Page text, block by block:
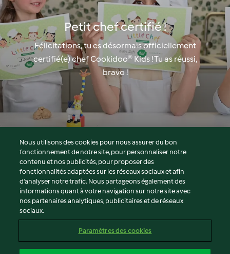
Petit chef certifié !
Félicitations, tu es désormais officiellement
certifié(e) chef Cookidoo® Kids ! Tu as réussi,
bravo !
© Copyright 2026
Conditions d'utilisation
Politique de confidentialité
Non-responsabilité
Mentions légales
Contenu du rapport
Nous utilisons des cookies pour nous assurer du bon
fonctionnement de notre site, pour personnaliser notre
contenu et nos publicités, pour proposer des
fonctionnalités adaptées sur les réseaux sociaux et afin
d’analyser notre trafic. Nous partageons également des
informations quant à votre navigation sur notre site avec
nos partenaires analytiques, publicitaires et de réseaux
sociaux.
Paramètres des cookies